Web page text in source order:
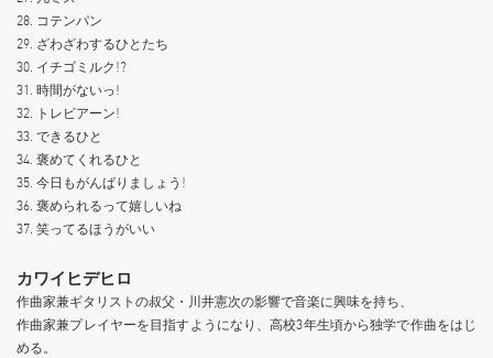
28. コテンパン
29. ざわざわするひとたち
30. イチゴミルク!?
31. 時間がないっ!
32. トレビアーン!
33. できるひと
34. 褒めてくれるひと
35. 今⽇もがんばりましょう!
36. 褒められるって嬉しいね
37. 笑ってるほうがいい
カワイヒデヒロ
作曲家兼ギタリストの叔⽗・川井憲次の影響で⾳楽に興味を持ち、
作曲家兼プレイヤーを⽬指すようになり、⾼校3年⽣頃から独学で作曲をはじ
める。